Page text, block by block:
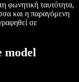
φωνητική ταυτότητα,
και η παραγόμενη
σε
model